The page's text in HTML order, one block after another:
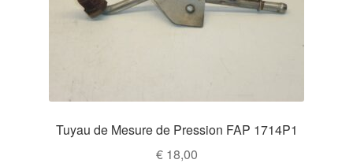
Procédure de Réclamation
Tuyau de Mesure de Pression FAP 1714P1
€18,00